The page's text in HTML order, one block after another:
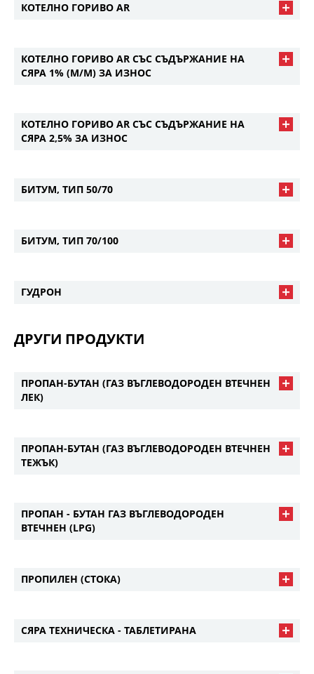
КОТЕЛНО ГОРИВО AR
КОТЕЛНО ГОРИВО AR СЪС СЪДЪРЖАНИЕ НА
СЯРА 1% (M/M) ЗА ИЗНОС
КОТЕЛНО ГОРИВО AR СЪС СЪДЪРЖАНИЕ НА
СЯРА 2,5% ЗА ИЗНОС
БИТУМ, ТИП 50/70
БИТУМ, ТИП 70/100
ГУДРОН
ДРУГИ ПРОДУКТИ
ПРОПАН-БУТАН (ГАЗ ВЪГЛЕВОДОРОДЕН ВТЕЧНЕН
ЛЕК)
ПРОПАН-БУТАН (ГАЗ ВЪГЛЕВОДОРОДЕН ВТЕЧНЕН
ТЕЖЪК)
ПРОПАН - БУТАН ГАЗ ВЪГЛЕВОДОРОДEН
ВТЕЧНЕН (LPG)
ПРОПИЛЕН (СТОКА)
СЯРА ТЕХНИЧЕСКА - ТАБЛЕТИРАНА